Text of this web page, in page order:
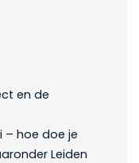
en de
– hoe doe je
Leiden